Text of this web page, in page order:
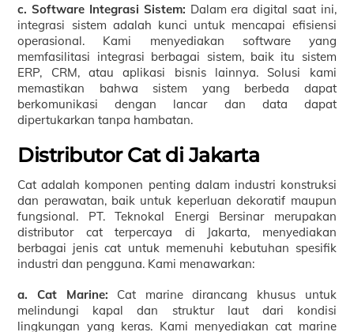
c. Software Integrasi Sistem: Dalam era digital saat ini,
integrasi sistem adalah kunci untuk mencapai efisiensi
operasional. Kami menyediakan software yang
memfasilitasi integrasi berbagai sistem, baik itu sistem
ERP, CRM, atau aplikasi bisnis lainnya. Solusi kami
memastikan bahwa sistem yang berbeda dapat
berkomunikasi dengan lancar dan data dapat
dipertukarkan tanpa hambatan.
Distributor Cat di Jakarta
Cat adalah komponen penting dalam industri konstruksi
dan perawatan, baik untuk keperluan dekoratif maupun
fungsional. PT. Teknokal Energi Bersinar merupakan
distributor cat terpercaya di Jakarta, menyediakan
berbagai jenis cat untuk memenuhi kebutuhan spesifik
industri dan pengguna. Kami menawarkan:
a. Cat Marine: Cat marine dirancang khusus untuk
melindungi kapal dan struktur laut dari kondisi
lingkungan yang keras. Kami menyediakan cat marine